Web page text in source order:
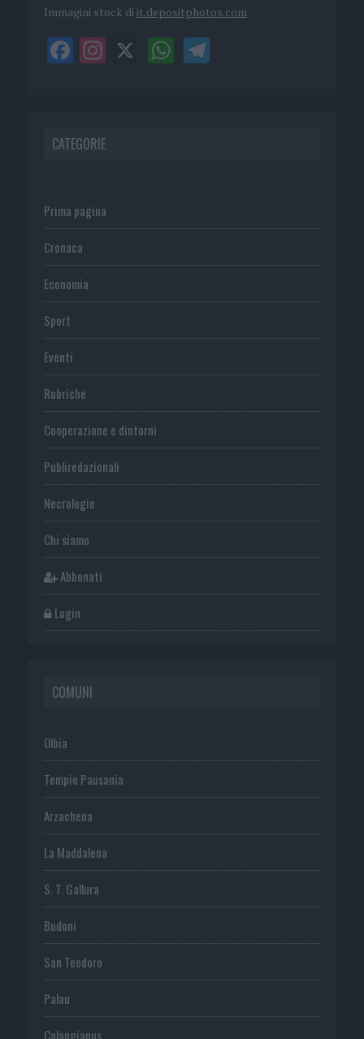
Immagini stock di it.depositphotos.com
CATEGORIE
Prima pagina
Cronaca
Economia
Sport
Eventi
Rubriche
Cooperazione e dintorni
Publiredazionali
Necrologie
Chi siamo
Abbonati
Login
COMUNI
Olbia
Tempio Pausania
Arzachena
La Maddalena
S. T. Gallura
Budoni
San Teodoro
Palau
Calangianus